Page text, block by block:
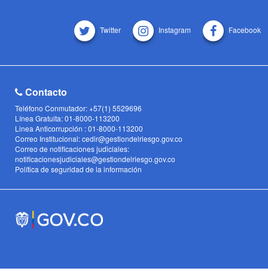
Twitter Instagram Facebook
Contacto
Teléfono Conmutador: +57(1) 5529696
Línea Gratuita: 01-8000-113200
Linea Anticorrupción : 01-8000-113200
Correo Institucional: cedir@gestiondelriesgo.gov.co
Correo de notificaciones judiciales:
notificacionesjudiciales@gestiondelriesgo.gov.co
Política de seguridad de la información